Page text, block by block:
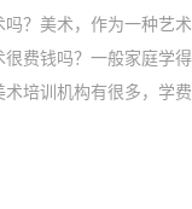
？美术，作为一种艺
费钱吗？一般家庭学
培训机构有很多，学